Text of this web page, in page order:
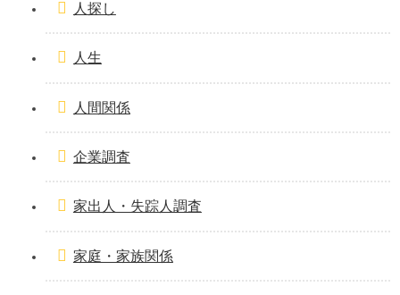
人探し
人生
人間関係
企業調査
家出人・失踪人調査
家庭・家族関係